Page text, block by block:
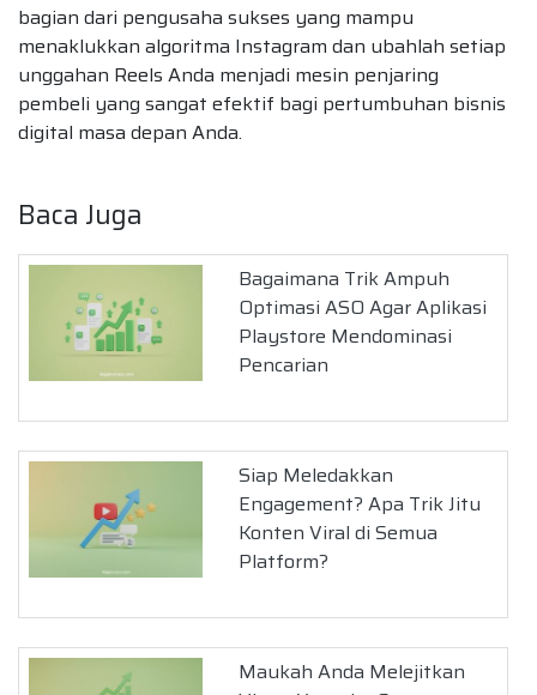
bagian dari pengusaha sukses yang mampu
menaklukkan algoritma Instagram dan ubahlah setiap
unggahan Reels Anda menjadi mesin penjaring
pembeli yang sangat efektif bagi pertumbuhan bisnis
digital masa depan Anda.
Baca Juga
Bagaimana Trik Ampuh
Optimasi ASO Agar Aplikasi
Playstore Mendominasi
Pencarian
Siap Meledakkan
Engagement? Apa Trik Jitu
Konten Viral di Semua
Platform?
Maukah Anda Melejitkan